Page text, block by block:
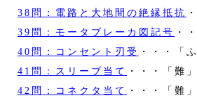
38問：電路と大地間の絶縁抵抗
39問：モータブレーカ図記号 ・
40問：コンセント刃受
・・・「
41問：スリーブ当て
・・・「難」
42問：コネクタ当て
・・・「難」